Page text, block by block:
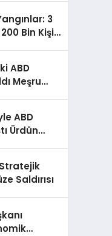
3
Bin Kişi
ABD
Meşru
ABD
Ürdün
Stratejik
Saldırısı